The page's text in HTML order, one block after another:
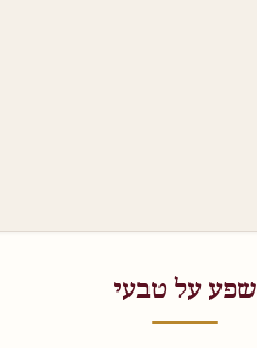
שפע על טבעי